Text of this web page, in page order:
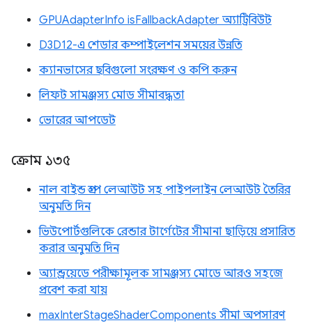
GPUAdapterInfo isFallbackAdapter অ্যাট্রিবিউট
D3D12-এ শেডার কম্পাইলেশন সময়ের উন্নতি
ক্যানভাসের ছবিগুলো সংরক্ষণ ও কপি করুন
লিফট সামঞ্জস্য মোড সীমাবদ্ধতা
ভোরের আপডেট
ক্রোম ১৩৫
নাল বাইন্ড গ্রুপ লেআউট সহ পাইপলাইন লেআউট তৈরির
অনুমতি দিন
ভিউপোর্টগুলিকে রেন্ডার টার্গেটের সীমানা ছাড়িয়ে প্রসারিত
করার অনুমতি দিন
অ্যান্ড্রয়েডে পরীক্ষামূলক সামঞ্জস্য মোডে আরও সহজে
প্রবেশ করা যায়
maxInterStageShaderComponents সীমা অপসারণ